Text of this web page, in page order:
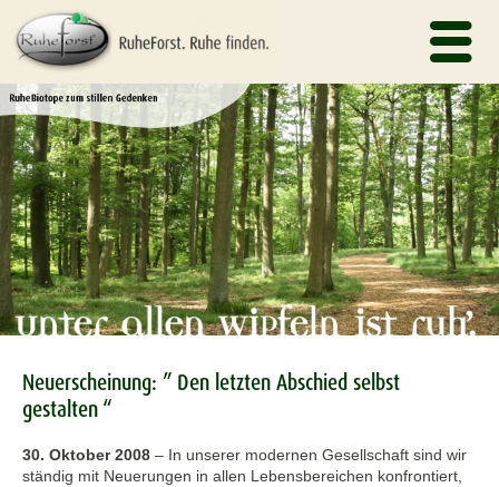
Neuerscheinung: ” Den letzten Abschied selbst
gestalten “
30. Oktober 2008 – In unserer modernen Gesellschaft sind wir
ständig mit Neuerungen in allen Lebensbereichen konfrontiert,